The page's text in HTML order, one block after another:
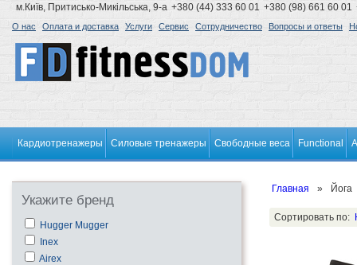
м.Київ, Притисько-Микільська, 9-а +380 (44) 333 60 01 +380 (98) 661 60 01
О нас Оплата и доставка Услуги Сервис Сотрудничество Вопросы и ответы
Кардиотренажеры Силовые тренажеры Свободные веса Functional
Укажите бренд
Hugger Mugger
Inex
Airex
Главная » Йога
Сортировать по: